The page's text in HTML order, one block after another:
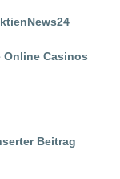
Online Casinos
Beitrag